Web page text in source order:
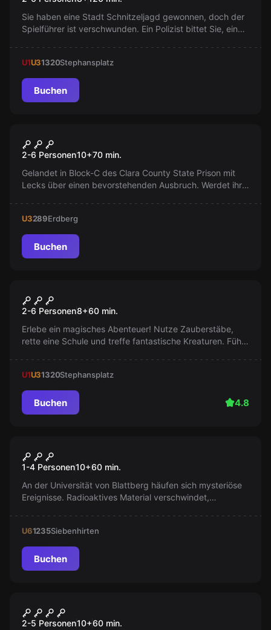
Sie haben eine Stadt Schnitzeljagd gewonnen, doch der
Spielführer ist verschwunden. Ein Polizist bittet Sie, einen
U1U31320Stephansplatz
Buchen
Prison Break
2-6 Personen10+70 min.
Gelandet in Block-C des Clara County State Prison mit
Lecks über einen bevorstehenden Ausbruch. Werdet ihr
U3289Erdberg
Buchen
School of Magic
2-6 Personen8+60 min.
Erlebe ein magisches Abenteuer! Nutze Zauberstäbe,
rette eine Schule und treffe fantastische Kreaturen. Fühle
U1U31320Stephansplatz
Buchen 4.8
Neu
Das Büro des Professors
1-4 Personen10+60 min.
An der Universität von Blattberg häufen sich mysteriöse
Ereignisse. Radioaktives Material verschwindet,
Geheimnisse und deckt die Wahrheit in einem
spannenden Abenteuer auf!
U61235Siebenhirten
Buchen
Die Hexenhütte
2-5 Personen10+60 min.